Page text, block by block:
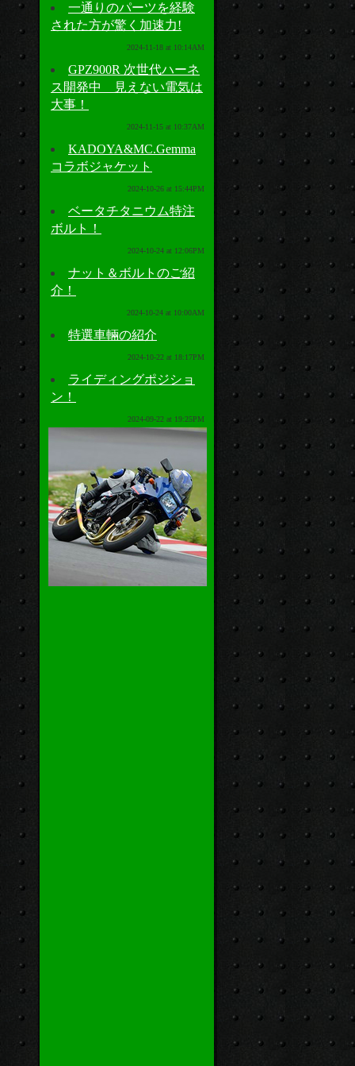
一通りのパーツを経験
された方が驚く加速力!
2024-11-18 at 10:14AM
GPZ900R 次世代ハーネ
ス開発中 見えない電気は
大事！
2024-11-15 at 10:37AM
KADOYA&MC.Gemma
コラボジャケット
2024-10-26 at 15:44PM
ベータチタニウム特注
ボルト！
2024-10-24 at 12:06PM
ナット＆ボルトのご紹
介！
2024-10-24 at 10:00AM
特選車輛の紹介
2024-10-22 at 18:17PM
ライディングポジショ
ン！
2024-09-22 at 19:25PM